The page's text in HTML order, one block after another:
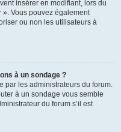
insérer en modifiant, lors du
Vous pouvez également
ou non les utilisateurs à
à un sondage ?
par les administrateurs du forum.
à un sondage vous semble
du forum s’il est